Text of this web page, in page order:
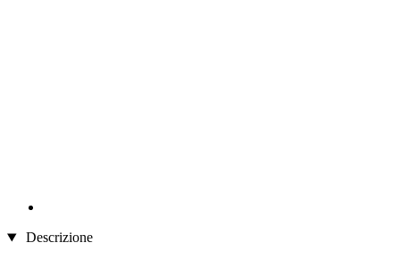
Descrizione